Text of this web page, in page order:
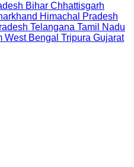
Bihar Chhattisgarh
Himachal Pradesh
Telangana Tamil Nadu
West Bengal Tripura Gujarat